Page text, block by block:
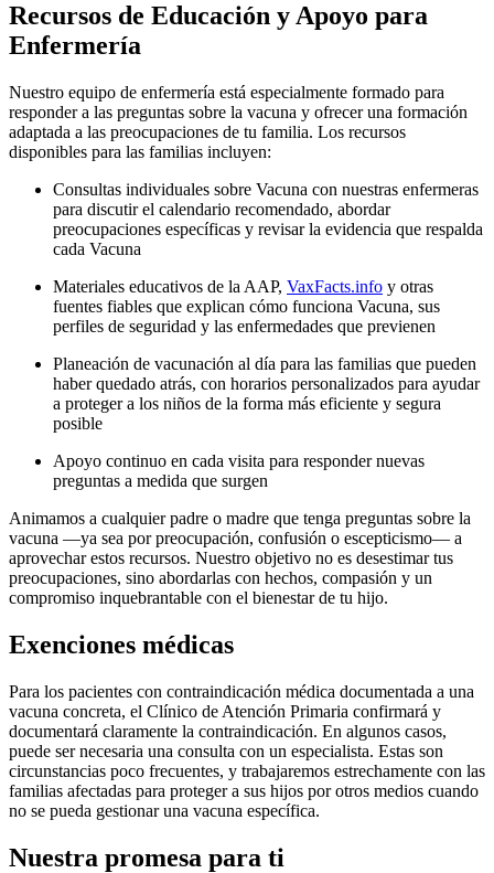
Recursos de Educación y Apoyo para
Enfermería
Nuestro equipo de enfermería está especialmente formado para
responder a las preguntas sobre la vacuna y ofrecer una formación
adaptada a las preocupaciones de tu familia. Los recursos
disponibles para las familias incluyen:
Consultas individuales sobre Vacuna con nuestras enfermeras
para discutir el calendario recomendado, abordar
preocupaciones específicas y revisar la evidencia que respalda
cada Vacuna
Materiales educativos de la AAP, VaxFacts.info y otras
fuentes fiables que explican cómo funciona Vacuna, sus
perfiles de seguridad y las enfermedades que previenen
Planeación de vacunación al día para las familias que pueden
haber quedado atrás, con horarios personalizados para ayudar
a proteger a los niños de la forma más eficiente y segura
posible
Apoyo continuo en cada visita para responder nuevas
preguntas a medida que surgen
Animamos a cualquier padre o madre que tenga preguntas sobre la
vacuna —ya sea por preocupación, confusión o escepticismo— a
aprovechar estos recursos. Nuestro objetivo no es desestimar tus
preocupaciones, sino abordarlas con hechos, compasión y un
compromiso inquebrantable con el bienestar de tu hijo.
Exenciones médicas
Para los pacientes con contraindicación médica documentada a una
vacuna concreta, el Clínico de Atención Primaria confirmará y
documentará claramente la contraindicación. En algunos casos,
puede ser necesaria una consulta con un especialista. Estas son
circunstancias poco frecuentes, y trabajaremos estrechamente con las
familias afectadas para proteger a sus hijos por otros medios cuando
no se pueda gestionar una vacuna específica.
Nuestra promesa para ti